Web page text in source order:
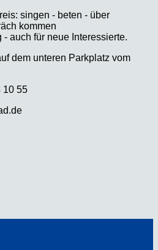
singen - beten - über
kommen
auch für neue Interessierte.
dem unteren Parkplatz vom
10 55